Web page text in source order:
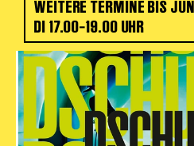
WEITERE TERMINE BIS
DI 17.00–19.00 UHR